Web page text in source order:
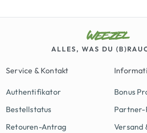
ALLES, WAS DU
Service & Kontakt
Authentifikator
Bestellstatus
Retouren-Antrag
Bonus
Partner-
Versand